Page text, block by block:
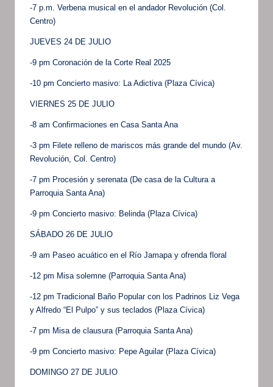
-7 p.m. Verbena musical en el andador Revolución (Col.
Centro)
JUEVES 24 DE JULIO
-9 pm Coronación de la Corte Real 2025
-10 pm Concierto masivo: La Adictiva (Plaza Cívica)
VIERNES 25 DE JULIO
-8 am Confirmaciones en Casa Santa Ana
-3 pm Filete relleno de mariscos más grande del mundo (Av.
Revolución, Col. Centro)
-7 pm Procesión y serenata (De casa de la Cultura a
Parroquia Santa Ana)
-9 pm Concierto masivo: Belinda (Plaza Cívica)
SÁBADO 26 DE JULIO
-9 am Paseo acuático en el Río Jamapa y ofrenda floral
-12 pm Misa solemne (Parroquia Santa Ana)
-12 pm Tradicional Baño Popular con los Padrinos Liz Vega
y Alfredo “El Pulpo” y sus teclados (Plaza Cívica)
-7 pm Misa de clausura (Parroquia Santa Ana)
-9 pm Concierto masivo: Pepe Aguilar (Plaza Cívica)
DOMINGO 27 DE JULIO